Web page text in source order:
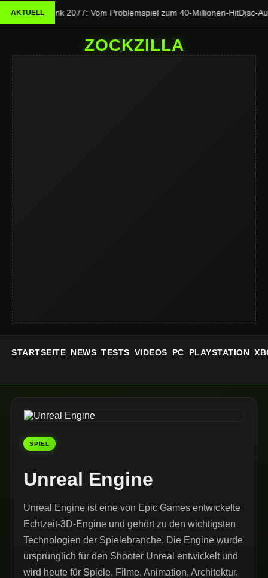
AKTUELL
Cyberpunk 2077: Vom Problemspiel zum 40-Millionen-HitDisc-
ZOCKZILLA
STARTSEITE NEWS TESTS VIDEOS PC PLAYSTATION
SPIEL
Unreal Engine
Unreal Engine ist eine von Epic Games entwickelte
Echtzeit-3D-Engine und gehört zu den wichtigsten
Technologien der Spielebranche. Die Engine wurde
ursprünglich für den Shooter Unreal entwickelt und
wird heute für Spiele, Filme, Animation, Architektur,